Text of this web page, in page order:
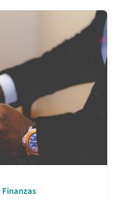
Finanzas